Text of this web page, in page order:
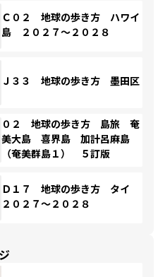
Ｃ０２ 地球の歩き方 ハワイ
島 ２０２７～２０２８
Ｊ３３ 地球の歩き方 墨田区
０２ 地球の歩き方 島旅 奄
美大島 喜界島 加計呂麻島
（奄美群島１） ５訂版
Ｄ１７ 地球の歩き方 タイ
２０２７～２０２８